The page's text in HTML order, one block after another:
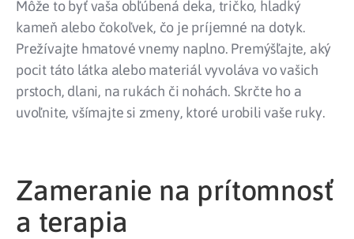
Môže to byť vaša obľúbená deka, tričko, hladký
kameň alebo čokoľvek, čo je príjemné na dotyk.
Prežívajte hmatové vnemy naplno. Premýšľajte, aký
pocit táto látka alebo materiál vyvoláva vo vašich
prstoch, dlani, na rukách či nohách. Skrčte ho a
uvoľnite, všímajte si zmeny, ktoré urobili vaše ruky.
Zameranie na prítomnosť
a terapia